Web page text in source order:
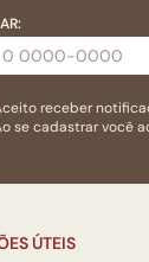
receber
se cadastrar você
ÚTEIS